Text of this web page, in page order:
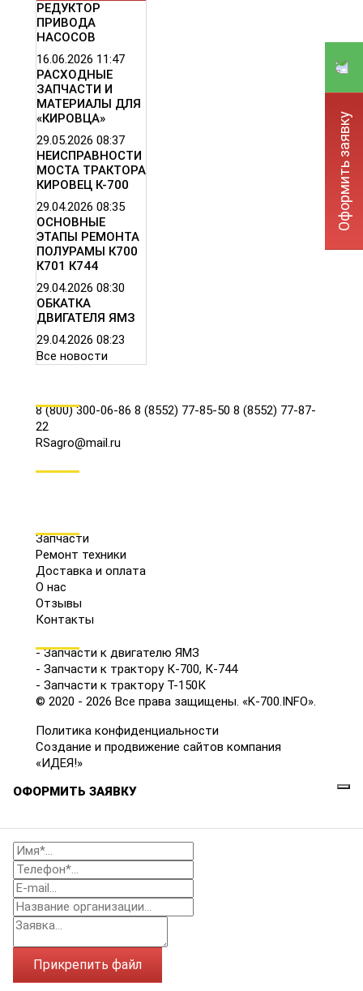
РЕДУКТОР
ПРИВОДА
НАСОСОВ
16.06.2026 11:47
РАСХОДНЫЕ
ЗАПЧАСТИ И
МАТЕРИАЛЫ ДЛЯ
«КИРОВЦА»
29.05.2026 08:37
НЕИСПРАВНОСТИ
МОСТА ТРАКТОРА
КИРОВЕЦ К-700
29.04.2026 08:35
ОСНОВНЫЕ
ЭТАПЫ РЕМОНТА
ПОЛУРАМЫ К700
К701 К744
29.04.2026 08:30
ОБКАТКА
ДВИГАТЕЛЯ ЯМЗ
29.04.2026 08:23
Все новости
8 (800) 300-06-86 8 (8552) 77-85-50 8 (8552) 77-87-
22
RSagro@mail.ru
Запчасти
Ремонт техники
Доставка и оплата
О нас
Отзывы
Контакты
- Запчасти к двигателю ЯМЗ
- Запчасти к трактору К-700, К-744
- Запчасти к трактору Т-150К
© 2020 - 2026 Все права защищены. «K-700.INFO».
Политика конфиденциальности
Создание и продвижение сайтов компания
«ИДЕЯ!»
Оформить заявку
ОФОРМИТЬ ЗАЯВКУ
Прикрепить файл